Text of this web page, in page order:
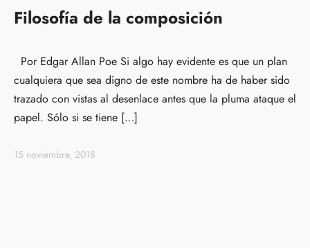
Filosofía de la composición
Por Edgar Allan Poe Si algo hay evidente es que un plan
cualquiera que sea digno de este nombre ha de haber sido
trazado con vistas al desenlace antes que la pluma ataque el
papel. Sólo si se tiene […]
15 noviembre, 2018